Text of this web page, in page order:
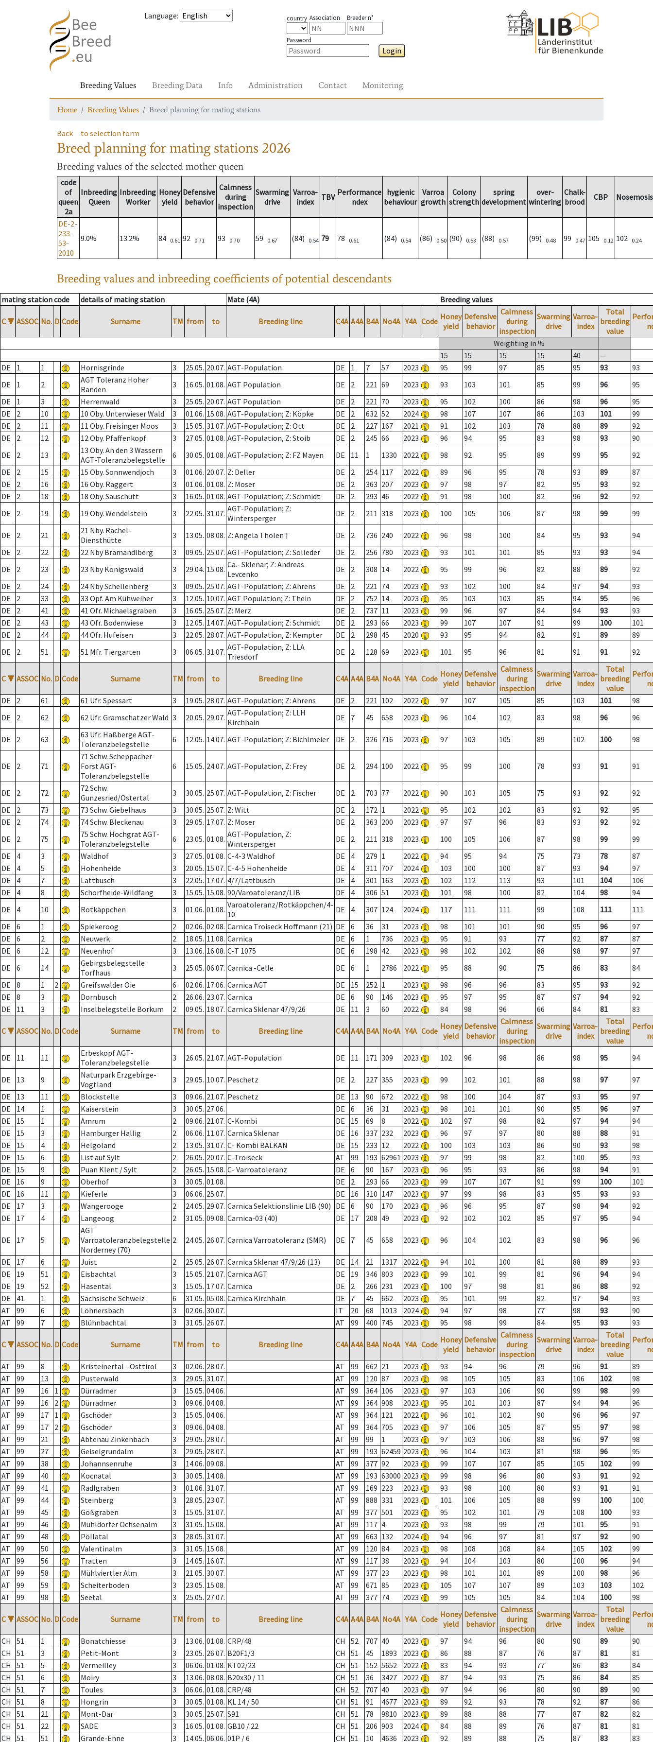
Language: country Association Breeder n°
Password
Login
Breeding Values Breeding Data Info Administration Contact Monitoring
Home Breeding Values Breed planning for mating stations
Back to selection form
Breed planning for mating stations 2026
Breeding values of the selected mother queen
code
of
queen
2a
Inbreeding
Queen
Inbreeding
Worker
Honey
yield
Defensive
behavior
Calmness
during
inspection
Swarming
drive
Varroa-
index
TBV Performance
ndex
hygienic
behaviour
Varroa
growth
Colony
strength
spring
development
over-
wintering
Chalk-
brood
CBP Nosemosis
DE-2-
233-
53-
2010
9.0% 13.2% 84 0.61 92 0.71 93 0.70 59 0.67 (84) 0.54 79 78 0.61 (84) 0.54 (86) 0.50 (90) 0.53 (88) 0.57 (99) 0.48 99 0.47 105 0.12 102 0.24
Breeding values and inbreeding coefficients of potential descendants
mating station code details of mating station Mate (4A) Breeding values
C ▼ ASSOC No. D Code Surname TM from to Breeding line C4A A4A B4A No4A Y4A Code Honey
yield
Defensive
behavior
Calmness
during
inspection
Swarming
drive
Varroa-
index
Total
breeding
value
Weighting in %
15
15 15 15 40
--
DE
1 1 Hornisgrinde 3 25.05. 20.07. AGT-Population DE 1 7 57 2023 95 99 97 85 95 93
93
DE
1 2
AGT Toleranz Hoher
Randen
3 16.05. 01.08. AGT Population DE 2 221 69 2023 93 103 101 85 99 96
95
DE
1 3 Herrenwald 3 25.05. 20.07. AGT Population DE 2 221 70 2023 95 102 100 86 98 96
95
DE
2 10 10 Oby. Unterwieser Wald 3 01.06. 15.08. AGT-Population; Z: Köpke DE 2 632 52 2024 98 107 107 86 103 101
99
DE
2 11 11 Oby. Freisinger Moos 3 15.05. 31.07. AGT-Population; Z: Ott DE 2 227 167 2021 91 102 103 78 88 89
92
DE
2 12 12 Oby. Pfaffenkopf 3 27.05. 01.08. AGT-Population, Z: Stoib DE 2 245 66 2023 96 94 95 83 98 93
90
DE
2 13
13 Oby. An den 3 Wassern
AGT-Toleranzbelegstelle
6 30.05. 01.08. AGT-Population; Z: FZ Mayen DE 11 1 1330 2022 98 92 95 89 99 95
92
DE
2 15 15 Oby. Sonnwendjoch 3 01.06. 20.07. Z: Deller DE 2 254 117 2022 89 96 95 78 93 89
87
DE
2 16 16 Oby. Raggert 3 01.06. 01.08. Z: Moser DE 2 363 207 2023 97 98 97 82 95 93
92
DE
2 18 18 Oby. Sauschütt 3 16.05. 01.08. AGT-Population; Z: Schmidt DE 2 293 46 2022 91 98 100 82 96 92
92
DE
2 19 19 Oby. Wendelstein 3 22.05. 31.07. AGT-Population; Z:
Wintersperger
DE 2 211 318 2023 100 105 106 87 98 99 99
DE 2 21
21 Nby. Rachel-
Diensthütte
3 13.05. 08.08. Z: Angela Tholen † DE 2 736 240 2022 96 98 100 84 95 93
94
DE
2 22 22 Nby Bramandlberg 3 09.05. 25.07. AGT-Population; Z: Solleder DE 2 256 780 2023 93 101 101 85 93 93
94
DE
2 23 23 Nby Königswald 3 29.04. 15.08. Ca.- Sklenar; Z: Andreas
Levcenko
DE 2 308 14 2022 95 99 96 82 88 89
92
DE
2 24 24 Nby Schellenberg 3 09.05. 25.07. AGT-Population; Z: Ahrens DE 2 221 74 2023 93 102 100 84 97 94
93
DE
2 33 33 Opf. Am Kühweiher 3 12.05. 10.07. AGT Population; Z: Thein DE 2 752 14 2023 95 103 103 85 94 95
96
DE
2 41 41 Ofr. Michaelsgraben 3 16.05. 25.07. Z: Merz DE 2 737 11 2023 99 96 97 84 94 93
93
DE
2 43 43 Ofr. Bodenwiese 3 12.05. 14.07. AGT-Population; Z: Schmidt DE 2 293 66 2023 99 107 107 91 99 100
101
DE
2 44 44 Ofr. Hufeisen 3 22.05. 28.07. AGT-Population, Z: Kempter DE 2 298 45 2020 93 95 94 82 91 89
89
DE
2 51 51 Mfr. Tiergarten 3 06.05. 31.07. AGT-Population, Z: LLA
Triesdorf
DE 2 128 69 2023 101 95 96 81 91 91 92
C ▼ ASSOC No. D Code Surname TM from to Breeding line C4A A4A B4A No4A Y4A Code Honey
yield
Defensive
behavior
Calmness
during
inspection
Swarming
drive
Varroa-
index
Total
breeding
value
DE
2 61 61 Ufr. Spessart 3 19.05. 28.07. AGT-Population; Z: Ahrens DE 2 221 102 2022 97 107 105 85 103 101
98
DE
2 62 62 Ufr. Gramschatzer Wald 3 20.05. 29.07. AGT-Population; Z: LLH
Kirchhain
DE 7 45 658 2023 96 104 102 83 98 96 96
DE 2 63
63 Ufr. Haßberge AGT-
Toleranzbelegstelle
6 12.05. 14.07. AGT-Population; Z: Bichlmeier DE 2 326 716 2023 97 103 105 89 102 100 98
DE 2 71
71 Schw. Scheppacher
Forst AGT-
Toleranzbelegstelle
6 15.05. 24.07. AGT-Population, Z: Frey DE 2 294 100 2022 95 99 100 78 93 91 91
DE 2 72
72 Schw.
Gunzesried/Ostertal
3 30.05. 25.07. AGT-Population, Z: Fischer DE 2 703 77 2022 90 103 105 75 93 92
92
DE
2 73 73 Schw. Giebelhaus 3 30.05. 25.07. Z: Witt DE 2 172 1 2022 95 102 102 83 92 92
95
DE
2 74 74 Schw. Bleckenau 3 29.05. 17.07. Z: Moser DE 2 363 200 2023 97 97 96 83 93 92
92
DE
2 75
75 Schw. Hochgrat AGT-
Toleranzbelegstelle
6 23.05. 01.08. AGT-Population, Z:
Wintersperger
DE 2 211 318 2023 100 105 106 87 98 99
99
DE
4 3 Waldhof 3 27.05. 01.08. C-4-3 Waldhof DE 4 279 1 2022 94 95 94 75 73 78
87
DE
4 5 Hohenheide 3 20.05. 15.07. C-4-5 Hohenheide DE 4 311 707 2024 103 100 100 87 93 94
97
DE
4 7 Lattbusch 3 22.05. 17.07. 4/7/Lattbusch DE 4 301 163 2023 102 112 113 93 101 104
106
DE
4 8 Schorfheide-Wildfang 3 15.05. 15.08. 90/Varoatoleranz/LIB DE 4 306 51 2023 101 98 100 82 104 98
94
DE
4 10 Rotkäppchen 3 01.06. 01.08. Varoatoleranz/Rotkäppchen/4-
10
DE 4 307 124 2024 117 111 111 99 108 111
111
DE
6 1 Spiekeroog 2 02.06. 02.08. Carnica Troiseck Hoffmann (21) DE 6 36 31 2023 98 101 101 90 95 96
97
DE
6 2 Neuwerk 2 18.05. 11.08. Carnica DE 6 1 736 2023 95 91 93 77 92 87
87
DE
6 12 Neuenhof 3 13.06. 16.08. C-T 1075 DE 6 198 42 2023 98 102 102 88 98 97
97
DE
6 14
Gebirgsbelegstelle
Torfhaus
3 25.05. 06.07. Carnica -Celle DE 6 1 2786 2022 95 88 90 75 86 83
84
DE
8 1 2 Greifswalder Oie 6 02.06. 17.06. Carnica AGT DE 15 252 1 2023 98 96 96 83 95 93
92
DE
8 3 Dornbusch 2 26.06. 23.07. Carnica DE 6 90 146 2023 95 97 95 87 97 94
92
DE
11 3 Inselbelegstelle Borkum 2 09.05. 18.07. Carnica Sklenar 47/9/26 DE 11 3 60 2022 84 98 96 66 84 81 83
C ▼ ASSOC No. D Code Surname TM from to Breeding line C4A A4A B4A No4A Y4A Code Honey
yield
Defensive
behavior
Calmness
during
inspection
Swarming
drive
Varroa-
index
Total
breeding
value
DE 11 11
Erbeskopf AGT-
Toleranzbelegstelle
3 26.05. 21.07. AGT-Population DE 11 171 309 2023 102 96 98 86 98 95 94
DE 13 9
Naturpark Erzgebirge-
Vogtland
3 29.05. 10.07. Peschetz DE 2 227 355 2023 99 102 101 88 98 97
97
DE
13 11 Blockstelle 3 09.06. 21.07. Peschetz DE 13 90 672 2022 98 100 104 87 93 95
97
DE
14 1 Kaiserstein 3 30.05. 27.06. DE 6 36 31 2023 98 101 101 90 95 96
97
DE
15 1 Amrum 2 09.06. 21.07. C-Kombi DE 15 69 8 2022 102 97 98 82 97 94
94
DE
15 3 Hamburger Hallig 2 06.06. 11.07. Carnica Sklenar DE 16 337 232 2023 96 97 97 80 88 88
91
DE
15 4 Helgoland 2 13.05. 31.07. C- Kombi BALKAN DE 15 233 12 2022 100 103 103 86 90 93
98
DE
15 6 List auf Sylt 2 26.05. 20.07. C-Troiseck AT 99 193 62961 2023 97 99 98 82 100 95
93
DE
15 9 Puan Klent / Sylt 2 26.05. 15.08. C- Varroatoleranz DE 6 90 167 2023 96 95 93 86 98 94
91
DE
16 9 Oberhof 3 30.05. 01.08. DE 2 293 66 2023 99 107 107 91 99 100
101
DE
16 11 Kieferle 3 06.06. 25.07. DE 16 310 147 2023 97 99 98 83 95 93
93
DE
17 3 Wangerooge 2 24.05. 29.07. Carnica Selektionslinie LIB (90) DE 6 90 170 2023 96 96 95 87 98 94
92
DE
17 4 Langeoog 2 31.05. 09.08. Carnica-03 (40) DE 17 208 49 2023 92 102 102 85 97 95 94
DE 17 5
AGT
Varroatoleranzbelegstelle
Norderney (70)
2 24.05. 26.07. Carnica Varroatoleranz (SMR) DE 7 45 658 2023 96 104 102 83 98 96 96
DE 17 6 Juist 2 25.05. 26.07. Carnica Sklenar 47/9/26 (13) DE 14 21 1317 2022 94 101 100 81 88 89
93
DE
19 51 Eisbachtal 3 15.05. 21.07. Carnica AGT DE 19 346 803 2023 99 101 99 81 96 94
94
DE
19 52 Hasental 3 15.05. 17.07. Carnica DE 2 266 231 2023 100 97 98 81 86 88
92
DE
41 1 Sächsische Schweiz 6 31.05. 05.08. Carnica Kirchhain DE 7 45 662 2023 95 101 99 82 97 94
93
AT
99 6 Löhnersbach 3 02.06. 30.07. IT 20 68 1013 2024 94 97 98 77 98 93
90
AT
99 7 Blühnbachtal 3 31.05. 26.07. AT 99 400 745 2023 95 98 99 84 95 93 93
C ▼ ASSOC No. D Code Surname TM from to Breeding line C4A A4A B4A No4A Y4A Code Honey
yield
Defensive
behavior
Calmness
during
inspection
Swarming
drive
Varroa-
index
Total
breeding
value
AT
99 8 Kristeinertal - Osttirol 3 02.06. 28.07. AT 99 662 21 2023 93 94 96 79 96 91
89
AT
99 13 Pusterwald 3 29.05. 31.07. AT 99 120 87 2023 98 105 105 83 106 102
98
AT
99 16 1 Dürradmer 3 15.05. 04.06. AT 99 364 106 2023 97 103 106 90 99 98
99
AT
99 16 2 Dürradmer 3 09.06. 04.08. AT 99 364 908 2023 95 101 103 87 94 94
96
AT
99 17 1 Gschöder 3 15.05. 04.06. AT 99 364 121 2022 96 101 102 90 96 96
97
AT
99 17 2 Gschöder 3 09.06. 04.08. AT 99 364 705 2023 97 106 105 87 95 97
98
AT
99 21 Abtenau Zinkenbach 3 29.05. 28.07. AT 99 99 1 2023 97 103 106 88 96 97
98
AT
99 27 Geiselgrundalm 3 29.05. 28.07. AT 99 193 62459 2023 96 104 103 81 98 96
95
AT
99 38 Johannsenruhe 3 14.06. 09.08. AT 99 377 92 2023 99 107 107 85 105 102
99
AT
99 40 Kocnatal 3 30.05. 14.08. AT 99 193 63000 2023 99 98 96 80 93 91
92
AT
99 41 Radlgraben 3 01.06. 31.07. AT 99 169 223 2023 93 98 100 80 93 91
91
AT
99 44 Steinberg 3 28.05. 23.07. AT 99 888 331 2023 101 106 105 88 99 100
100
AT
99 45 Gößgraben 3 15.05. 31.07. AT 99 377 501 2023 95 102 101 79 108 100
93
AT
99 46 Mühldorfer Ochsenalm 3 31.05. 15.08. AT 99 117 4 2023 93 98 99 79 101 95
91
AT
99 48 Pöllatal 3 28.05. 31.07. AT 99 663 132 2024 94 96 97 81 97 92
90
AT
99 50 Valentinalm 3 31.05. 15.08. AT 99 120 84 2023 98 108 108 84 105 102
99
AT
99 56 Tratten 3 14.05. 16.07. AT 99 117 38 2023 94 104 103 80 100 96
94
AT
99 58 Mühlviertler Alm 3 21.05. 30.07. AT 99 377 23 2023 98 101 101 89 100 98
96
AT
99 59 Scheiterboden 3 23.05. 15.08. AT 99 671 85 2023 105 107 107 89 103 103
102
AT
99 98 Seetal 3 25.05. 27.07. AT 99 377 74 2023 99 105 105 84 104 100 98
C ▼ ASSOC No. D Code Surname TM from to Breeding line C4A A4A B4A No4A Y4A Code Honey
yield
Defensive
behavior
Calmness
during
inspection
Swarming
drive
Varroa-
index
Total
breeding
value
CH
51 1 Bonatchiesse 3 13.06. 01.08. CRP/48 CH 52 707 40 2023 97 94 96 80 90 89
90
CH
51 3 Petit-Mont 3 23.05. 26.07. B20F1/3 CH 51 45 1893 2023 86 88 87 76 87 81
81
CH
51 5 Vermeilley 3 06.06. 01.08. KT02/23 CH 51 152 5652 2022 83 94 93 77 86 83
84
CH
51 6 Moiry 3 13.06. 08.08. B20x30 / 11 CH 51 36 3427 2022 87 94 93 75 86 84
85
CH
51 7 Toules 3 06.06. 01.08. CRP/48 CH 52 707 40 2023 97 94 96 80 90 89
90
CH
51 8 Hongrin 3 30.05. 01.08. KL 14 / 50 CH 51 91 4677 2023 89 92 93 78 92 87
86
CH
51 21 Mont-Dar 3 30.05. 25.07. S91 CH 51 78 9810 2023 89 88 88 77 87 82
82
CH
51 22 SADE 3 16.05. 01.08. GB10 / 22 CH 51 206 903 2024 84 88 89 76 87 81
81
CH
51 51 Grande-Enne 3 14.05. 06.06. 01P / 6 CH 51 10 4636 2023 92 89 88 75 87 83 83